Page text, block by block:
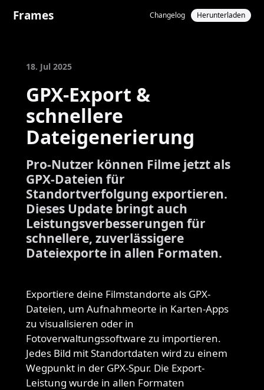
Frames Changelog Herunterladen
18. Jul 2025
GPX-Export &
schnellere
Dateigenerierung
Pro-Nutzer können Filme jetzt als
GPX-Dateien für
Standortverfolgung exportieren.
Dieses Update bringt auch
Leistungsverbesserungen für
schnellere, zuverlässigere
Dateiexporte in allen Formaten.
Exportiere deine Filmstandorte als GPX-
Dateien, um Aufnahmeorte in Karten-Apps
zu visualisieren oder in
Fotoverwaltungssoftware zu importieren.
Jedes Bild mit Standortdaten wird zu einem
Wegpunkt in der GPX-Spur. Die Export-
Leistung wurde in allen Formaten